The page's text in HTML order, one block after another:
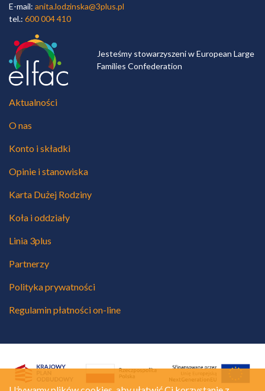
E-mail: anita.lodzinska@3plus.pl
tel.: 600 004 410
Jesteśmy stowarzyszeni w European Large
Families Confederation
Aktualności
O nas
Konto i składki
Opinie i stanowiska
Karta Dużej Rodziny
Koła i oddziały
Linia 3plus
Partnerzy
Polityka prywatności
Regulamin płatności on-line